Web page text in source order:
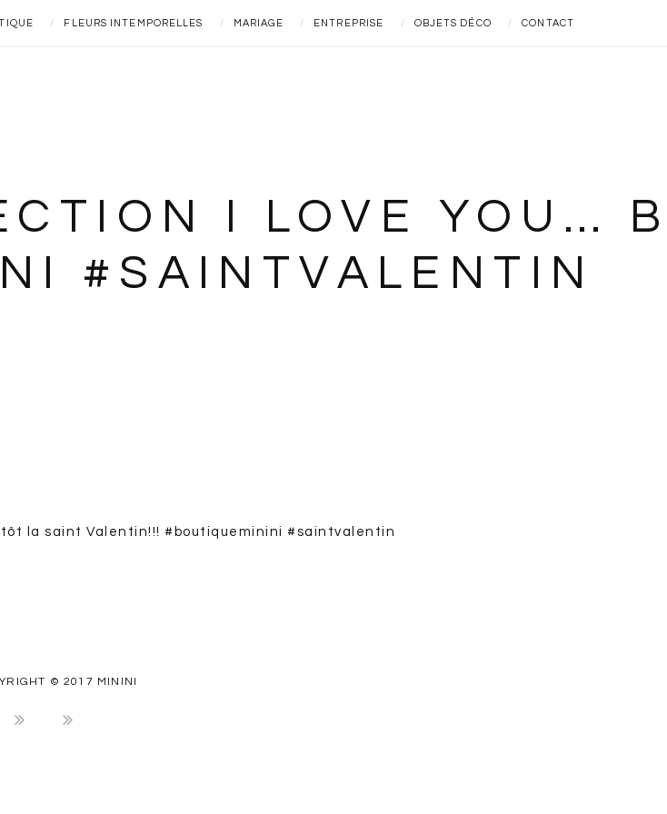
FLEURS INTEMPORELLES MARIAGE ENTREPRISE OBJETS DÉCO CONTACT
I LOVE YOU…
#SAINTVALENTIN
© 2017 MININI